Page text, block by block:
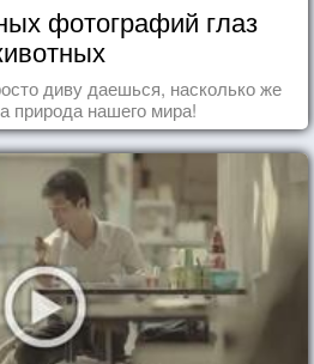
фотографий глаз
диву даешься, насколько же
природа нашего мира!